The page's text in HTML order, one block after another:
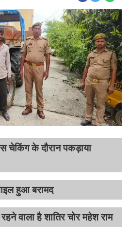
चेकिंग के दौरान पकड़ाया
हुआ बरामद
वाला है शातिर चोर महेश राम